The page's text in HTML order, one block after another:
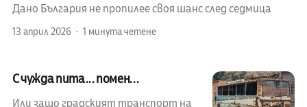
Дано България не пропилее своя шанс след седмица
13 април 2026 1 минута четене
С чужда пита... помен...
Или защо градският транспорт на